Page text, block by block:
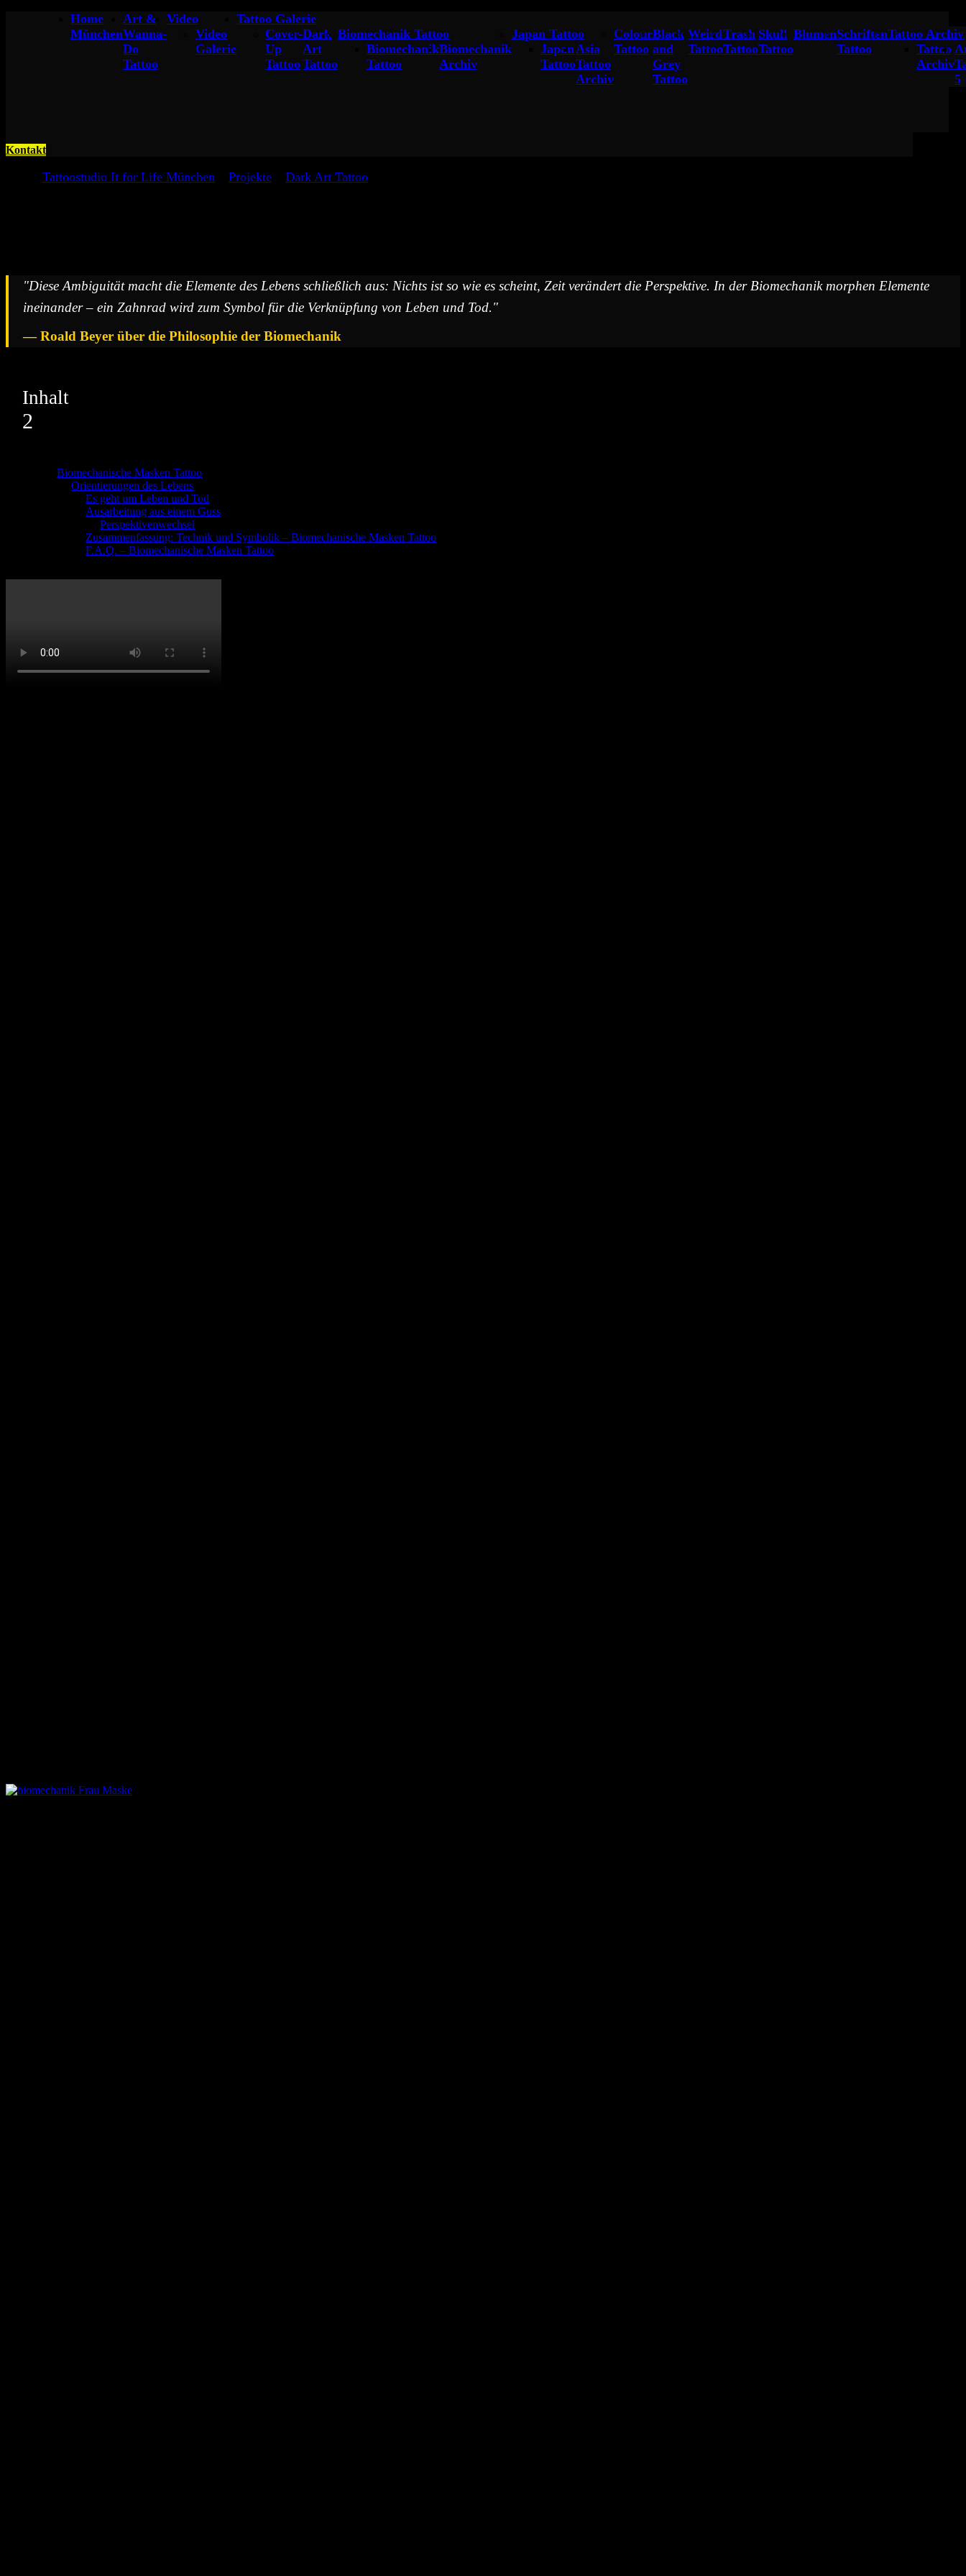
Home
München
Art &
Wanna-
Do
Tattoo
Video
Video
Galerie
Tattoo Galerie
Cover-
Up
Tattoo
Dark
Art
Tattoo
Biomechanik Tattoo
Biomechanik
Tattoo
Biomechanik
Archiv
Japan Tattoo
Japan
Tattoo
Asia
Tattoo
Archiv
Colour
Tattoo
Black
and
Grey
Tattoo
Weird
Tattoo
Trash
Tattoo
Skull
Tattoo
BlumenSchriften
Tattoo
Tattoo Archiv
Tattoo
Archiv
5
Kontakt
Tattoostudio It for Life München Projekte Dark Art Tattoo
"Diese Ambiguität macht die Elemente des Lebens schließlich aus: Nichts ist so wie es scheint, Zeit verändert die Perspektive. In der Biomechanik morphen Elemente
ineinander – ein Zahnrad wird zum Symbol für die Verknüpfung von Leben und Tod."
— Roald Beyer über die Philosophie der Biomechanik
Inhalt
2
Biomechanische Masken Tattoo
Orientierungen des Lebens
Es geht um Leben und Tod
Ausarbeitung aus einem Guss
Perspektivenwechsel
Zusammenfassung: Technik und Symbolik – Biomechanische Masken Tattoo
F.A.Q. – Biomechanische Masken Tattoo